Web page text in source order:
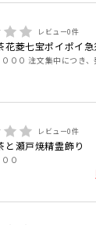
レビュー0件
花菱七宝ポイポイ急
００ 注文集中につき
レビュー0件
と瀬戸焼精霊飾り
０